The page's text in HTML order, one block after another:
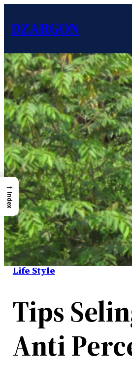
DZARGON
Life Style
Tips
Anti
→
Index